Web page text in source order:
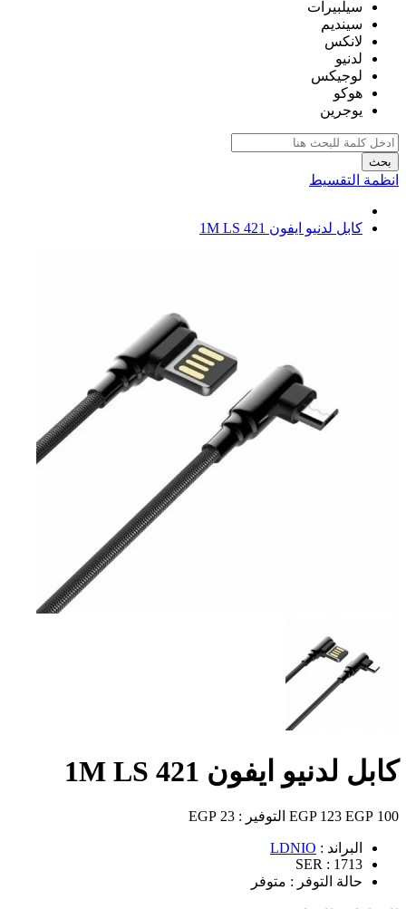
سيلبيرات
سينديم
لانكس
لدنيو
لوجيكس
هوكو
يوجرين
بحث
انظمة التقسيط
كابل لدنيو ايفون 1M LS 421
كابل لدنيو ايفون 1M LS 421
100 EGP
123 EGP التوفير : 23 EGP
البراند : LDNIO
SER : 1713
حالة التوفر : متوفر